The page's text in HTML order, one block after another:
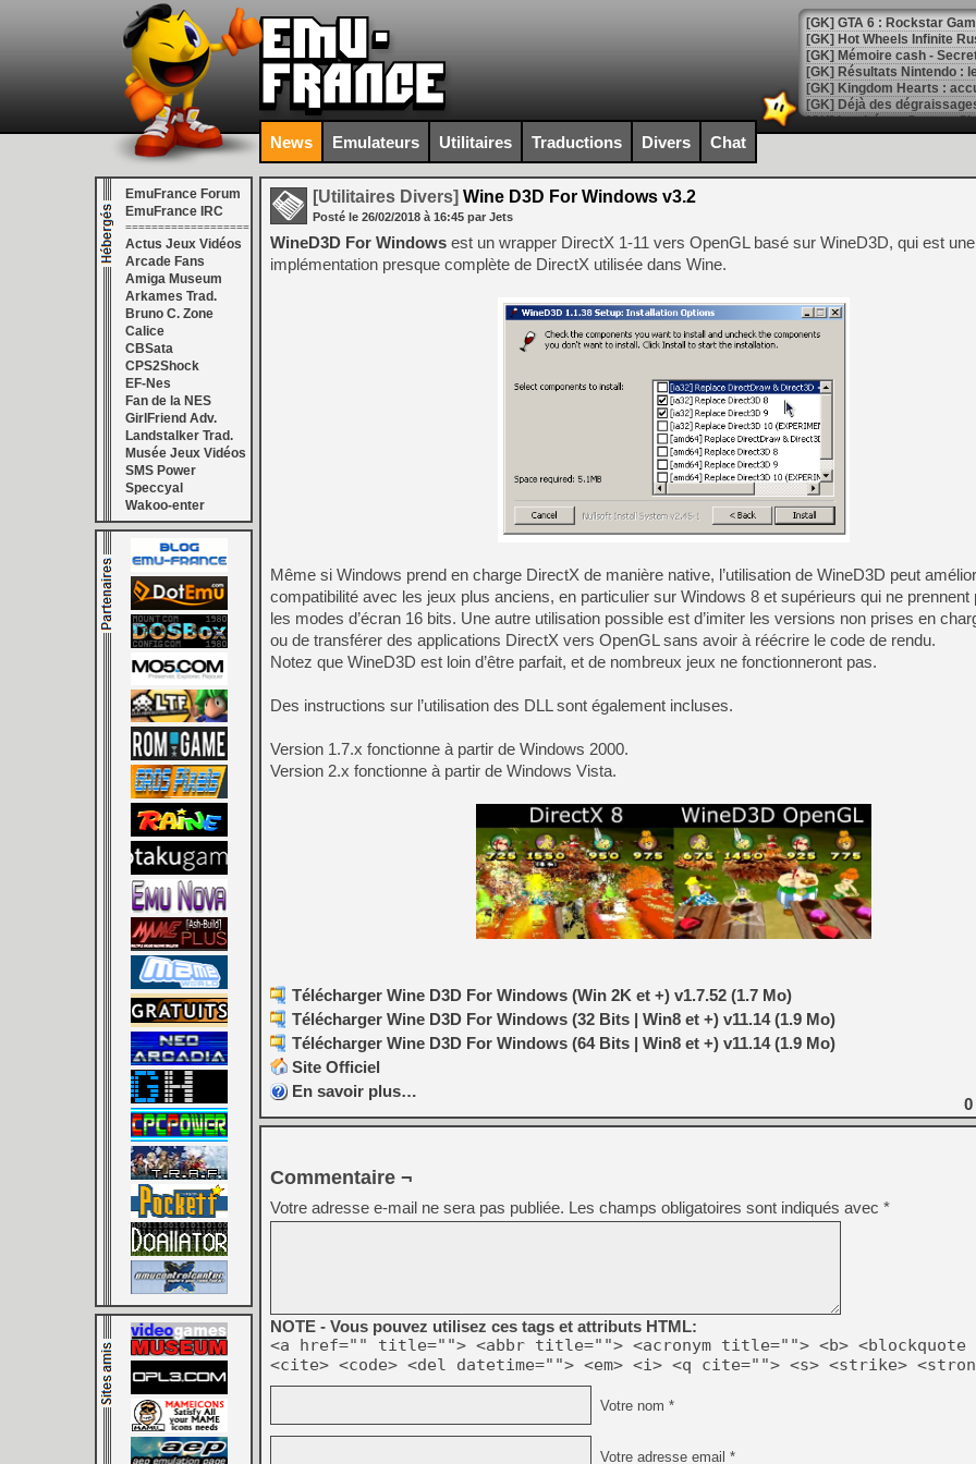
[GK] GTA 6 : Rockstar
[GK] Hot Wheels Infinite
[GK] Mémoire cash -
[GK] Résultats Nintendo :
[GK] Déjà des
[Mo5] Brickboy cherche à
[GK] Minecraft et ses «
[GK] Beast of
[GK] Ubisoft : fin de partie
[GK] Mémoire cash -
[GK] Dan Houser (GTA)
[GK] Comment EA Sports
[GK] Crimson Moon : un
[GK] Isle of Reveries : le
[GK] Moonlighter 2 : The
[GK] Capcom relance
[Mo5] Deux inédits du
[GK] Le beat'em up The
[GK] Endless Legend 2 :
[LS] [PS5] Le WebKit
[GK] Oubliez Crazy Taxi,
[LS] [Switch] NSZ 5.0.0
[GK] No More Room in
[GK] Un chatbot Atelier
[GK] Mémoire cash -
[GK] Nvidia : le prix des
[GK] Suikoden Star Leap
[Mo5] La mini borne
[GK] Pourquoi Marvel
[GK] Test : Restory : Chill
News Emulateurs Utilitaires Traductions Divers Chat
EmuFrance Forum
EmuFrance IRC
===================
Actus Jeux Vidéos
Arcade Fans
Amiga Museum
Arkames Trad.
Bruno C. Zone
Calice
CBSata
CPS2Shock
EF-Nes
Fan de la NES
GirlFriend Adv.
Landstalker Trad.
Musée Jeux Vidéos
SMS Power
Speccyal
Wakoo-enter
[Utilitaires Divers] Wine D3D For Windows v3.2
Posté le 26/02/2018 à 16:45 par Jets
WineD3D For Windows est un wrapper DirectX 1-11 vers OpenGL basé sur WineD3D, qui est une
implémentation presque complète de DirectX utilisée dans Wine.
Même si Windows prend en charge DirectX de manière native, l’utilisation de WineD3D peut
compatibilité avec les jeux plus anciens, en particulier sur Windows 8 et supérieurs qui ne prennent
les modes d’écran 16 bits. Une autre utilisation possible est d’imiter les versions non prises en
ou de transférer des applications DirectX vers OpenGL sans avoir à réécrire le code de rendu.
Notez que WineD3D est loin d’être parfait, et de nombreux jeux ne fonctionneront pas.
Des instructions sur l’utilisation des DLL sont également incluses.
Version 1.7.x fonctionne à partir de Windows 2000.
Version 2.x fonctionne à partir de Windows Vista.
Télécharger Wine D3D For Windows (Win 2K et +) v1.7.52 (1.7 Mo)
Télécharger Wine D3D For Windows (32 Bits | Win8 et +) v11.14 (1.9 Mo)
Télécharger Wine D3D For Windows (64 Bits | Win8 et +) v11.14 (1.9 Mo)
Site Officiel
En savoir plus…
0
Commentaire ¬
Votre adresse e-mail ne sera pas publiée. Les champs obligatoires sont indiqués avec *
NOTE - Vous pouvez utilisez ces tags et attributs HTML:
<a href="" title=""> <abbr title=""> <acronym title=""> <b> <blockquote
<cite> <code> <del datetime=""> <em> <i> <q cite=""> <s> <strike>
Votre nom *
Votre adresse email *